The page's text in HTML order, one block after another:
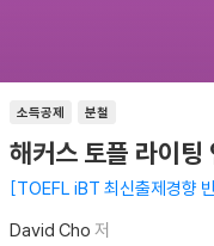
소득공제 분철
해커스 토플 라이
TOEFL iBT 최신출제경향
David Cho 저